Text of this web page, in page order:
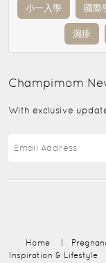
小一入學 國際
濕疹
Champimom
With exclusive
Home |
Inspiration & Lifestyle